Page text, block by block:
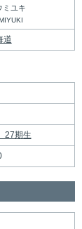
ミユキ
道
期生